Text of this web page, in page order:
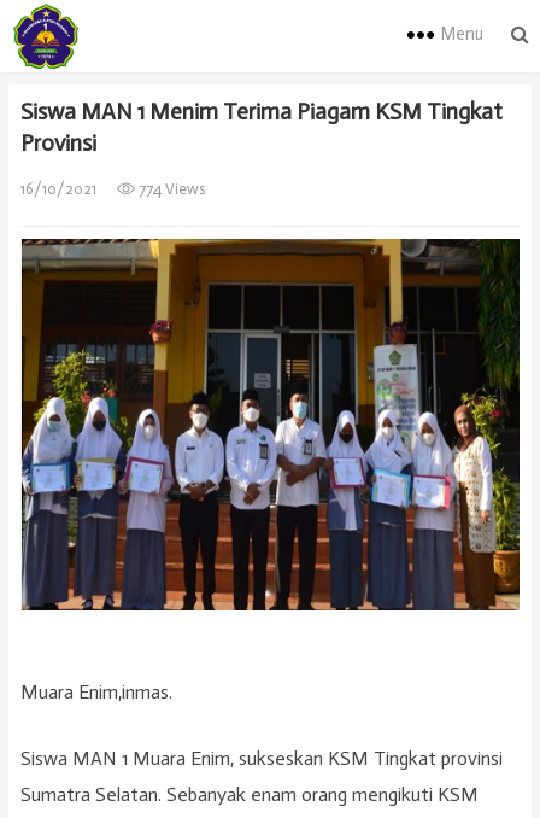
Menu
Siswa MAN 1 Menim Terima Piagam KSM Tingkat
Provinsi
16/10/2021 774 Views
Muara Enim,inmas.
Siswa MAN 1 Muara Enim, sukseskan KSM Tingkat provinsi
Sumatra Selatan. Sebanyak enam orang mengikuti KSM